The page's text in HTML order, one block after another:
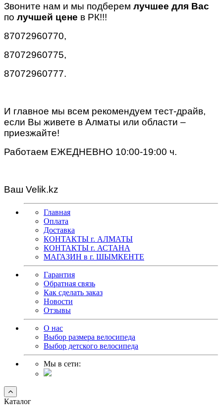
Звоните нам и мы подберем лучшее для Вас
по лучшей цене в РК!!!
87072960770,
87072960775,
87072960777.
И главное мы всем рекомендуем тест-драйв,
если Вы живете в Алматы или области –
приезжайте!
Работаем ЕЖЕДНЕВНО 10:00-19:00 ч.
Ваш Velik.kz
Главная
Оплата
Доставка
КОНТАКТЫ г. АЛМАТЫ
КОНТАКТЫ г. АСТАНА
МАГАЗИН в г. ШЫМКЕНТЕ
Гарантия
Обратная связь
Как сделать заказ
Новости
Отзывы
О нас
Выбор размера велосипеда
Выбор детского велосипеда
Мы в сети:
Каталог